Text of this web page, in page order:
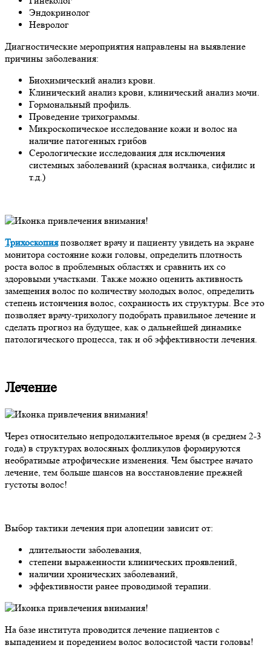
Эндокринолог
Невролог
Диагностические мероприятия направлены на выявление
причины заболевания:
Биохимический анализ крови.
Клинический анализ крови, клинический анализ мочи.
Гормональный профиль.
Проведение трихограммы.
Микроскопическое исследование кожи и волос на
наличие патогенных грибов
Серологические исследования для исключения
системных заболеваний (красная волчанка, сифилис и
т.д.)
Трихоскопияпозволяет врачу и пациенту увидеть на экране
монитора состояние кожи головы, определить плотность
роста волос в проблемных областях и сравнить их со
здоровыми участками. Также можно оценить активность
замещения волос по количеству молодых волос, определить
степень истончения волос, сохранность их структуры. Все это
позволяет врачу-трихологу подобрать правильное лечение и
сделать прогноз на будущее, как о дальнейшей динамике
патологического процесса, так и об эффективности лечения.
Лечение
Через относительно непродолжительное время (в среднем 2-3
года) в структурах волосяных фолликулов формируются
необратимые атрофические изменения. Чем быстрее начато
лечение, тем больше шансов на восстановление прежней
густоты волос!
Выбор тактики лечения при алопеции зависит от:
длительности заболевания,
степени выраженности клинических проявлений,
наличии хронических заболеваний,
эффективности ранее проводимой терапии.
На базе института проводится лечение пациентов с
выпадением и поредением волос волосистой части головы!